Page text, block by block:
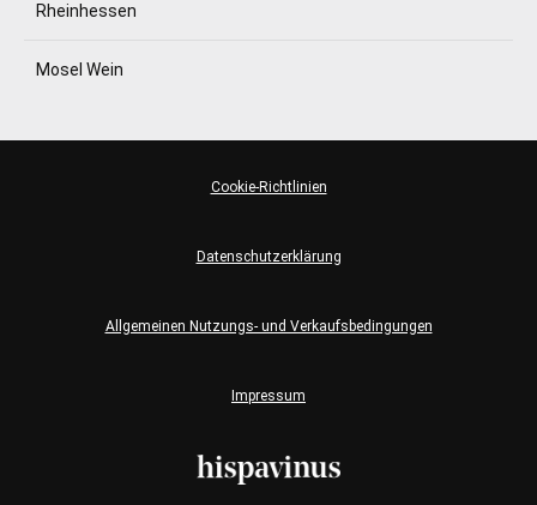
Rheinhessen
Mosel Wein
Impressum
Allgemeinen Nutzungs- und Verkaufsbedingungen
Datenschutzerklärung
Cookie-Richtlinien